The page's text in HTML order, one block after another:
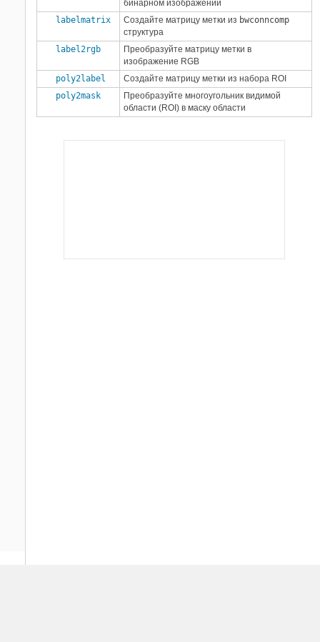
бинарном изображении
labelmatrix
Создайте матрицу метки из bwconncomp
структура
label2rgb
Преобразуйте матрицу метки в
изображение RGB
poly2label
Создайте матрицу метки из набора ROI
poly2mask
Преобразуйте многоугольник видимой
области (ROI) в маску области